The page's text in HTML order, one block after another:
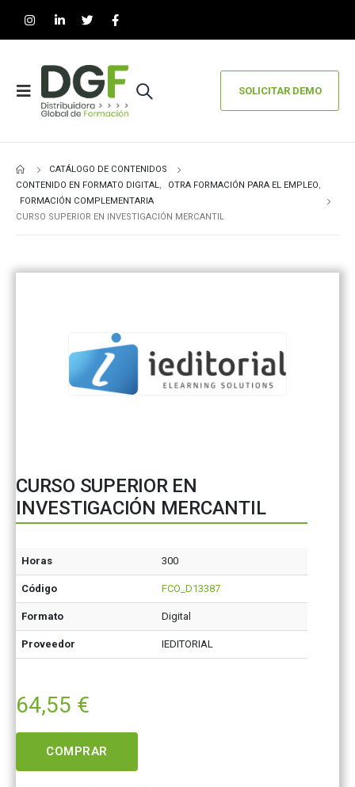
SOLICITAR DEMO
CATÁLOGO DE CONTENIDOS
CONTENIDO EN FORMATO DIGITAL, OTRA FORMACIÓN PARA EL EMPLEO,
FORMACIÓN COMPLEMENTARIA
CURSO SUPERIOR EN INVESTIGACIÓN MERCANTIL
CURSO SUPERIOR EN
INVESTIGACIÓN MERCANTIL
Horas 300
Código FCO_D13387
Formato Digital
Proveedor IEDITORIAL
64,55 €
COMPRAR